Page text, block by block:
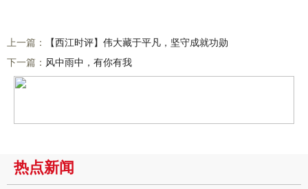
上一篇：
【西江时评】伟大藏于平凡，坚守成就功勋
下一篇： 风中雨中，有你有我
热点新闻